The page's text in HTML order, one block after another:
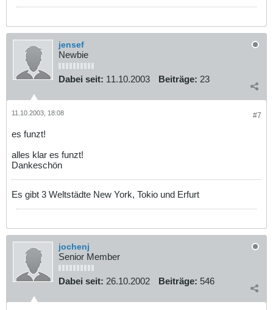
jensef
Newbie
Dabei seit: 11.10.2003 Beiträge: 23
#7
11.10.2003, 18:08
es funzt!
alles klar es funzt!
Dankeschön
Es gibt 3 Weltstädte New York, Tokio und Erfurt
jochenj
Senior Member
Dabei seit: 26.10.2002 Beiträge: 546